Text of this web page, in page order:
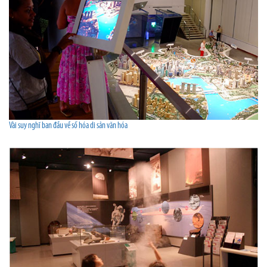
Vài suy nghĩ ban đầu về số hóa di sản văn hóa